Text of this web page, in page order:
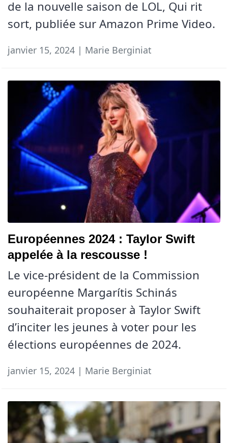
de la nouvelle saison de LOL, Qui rit
sort, publiée sur Amazon Prime Video.
janvier 15, 2024 | Marie Berginiat
Européennes 2024 : Taylor Swift
appelée à la rescousse !
Le vice-président de la Commission
européenne Margarítis Schinás
souhaiterait proposer à Taylor Swift
d’inciter les jeunes à voter pour les
élections européennes de 2024.
janvier 15, 2024 | Marie Berginiat